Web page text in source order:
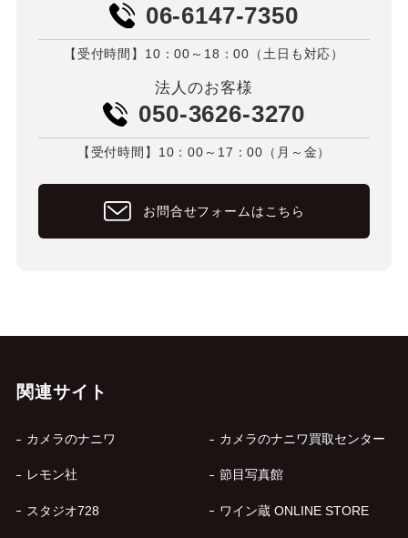
06-6147-7350
【受付時間】10：00～18：00（土日も対応）
法人のお客様
050-3626-3270
【受付時間】10：00～17：00（月～金）
お問合せフォームはこちら
関連サイト
カメラのナニワ カメラのナニワ買取センター
レモン社 節目写真館
スタジオ728 ワイン蔵 ONLINE STORE